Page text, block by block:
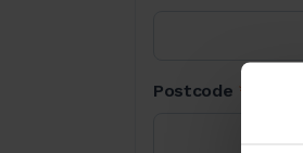
Postcode *